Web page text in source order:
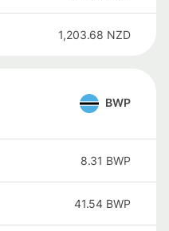
1,203.68 NZD
BWP
8.31 BWP
41.54 BWP